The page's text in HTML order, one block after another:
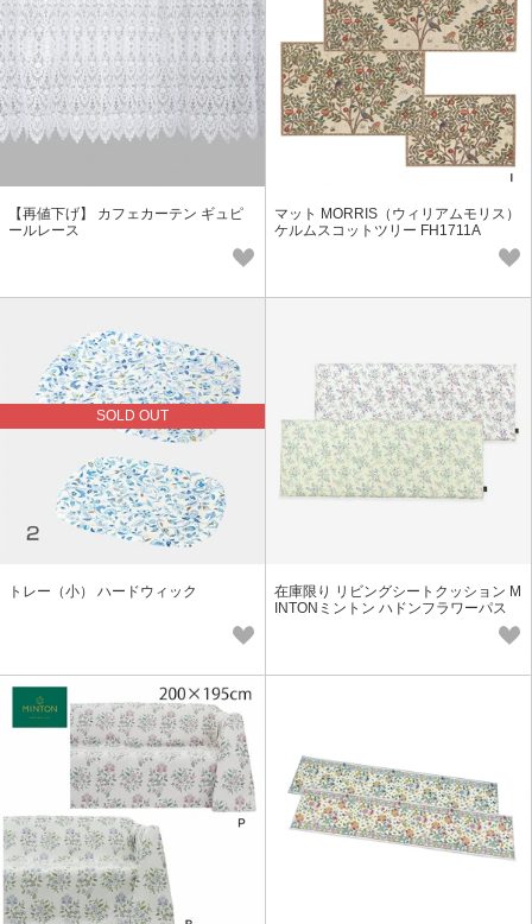
【再値下げ】 カフェカーテン ギュピ
ールレース
マット MORRIS（ウィリアムモリス）
ケルムスコットツリー FH1711A
SOLD OUT
トレー（小） ハードウィック
在庫限り リビングシートクッション M
INTONミントン ハドンフラワーパス